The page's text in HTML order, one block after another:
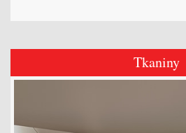
Tkaniny